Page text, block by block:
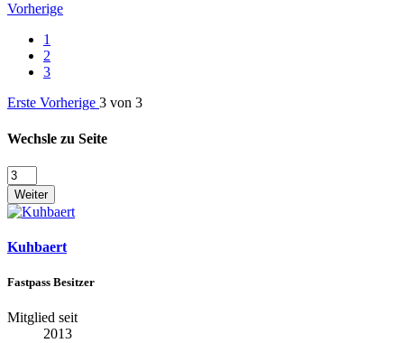
Vorherige
1
2
3
Erste Vorherige 3 von 3
Wechsle zu Seite
Weiter
Kuhbaert
Fastpass Besitzer
Mitglied seit
2013